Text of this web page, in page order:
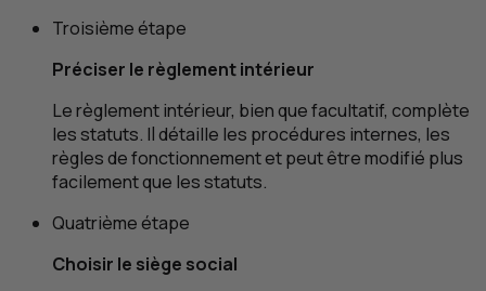
Troisième étape
Préciser le règlement intérieur
Le règlement intérieur, bien que facultatif, complète
les statuts. Il détaille les procédures internes, les
règles de fonctionnement et peut être modifié plus
facilement que les statuts.
Quatrième étape
Choisir le siège social